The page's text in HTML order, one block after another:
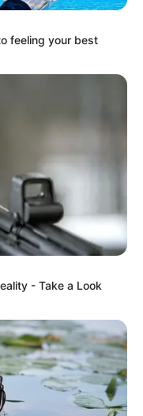
feeling your best
- Take a Look